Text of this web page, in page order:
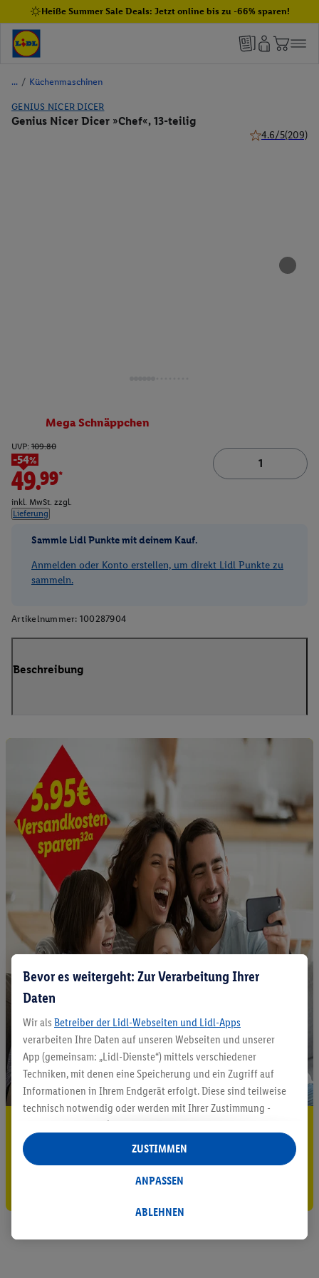
Heiße Summer Sale Deals: Jetzt online bis zu -66% sparen!
/ Küchenmaschinen
GENIUS NICER DICER
Genius Nicer Dicer »Chef«, 13-teilig
4.6/5(209)
Mega Schnäppchen
UVP: 109.80
-54%
49.99*
inkl. MwSt. zzgl.
Lieferung
Sammle Lidl Punkte mit deinem Kauf.
Anmelden oder Konto erstellen, um direkt Lidl Punkte zu
sammeln.
Artikelnummer: 100287904
Beschreibung
5.95 € Versand sparen³²ᵃ
Jetzt zum Newsletter anmelden
Gutschein sichern!
Bevor es weitergeht: Zur Verarbeitung Ihrer
Daten
Wir als Betreiber der Lidl-Webseiten und Lidl-Apps
verarbeiten Ihre Daten auf unseren Webseiten und unserer
App (gemeinsam: „Lidl-Dienste“) mittels verschiedener
Techniken, mit denen eine Speicherung und ein Zugriff auf
Informationen in Ihrem Endgerät erfolgt. Diese sind teilweise
technisch notwendig oder werden mit Ihrer Zustimmung -
auch durch Partner (u.a.
Verantwortliche; im Zusammenhang mit dem IAB TCF
insgesamt
Statistik-Erstellung oder für personalisierte Werbung
Datenverarbeitungen für personalisierte Werbung werden
ABLEHNEN
ANPASSEN
ZUSTIMMEN